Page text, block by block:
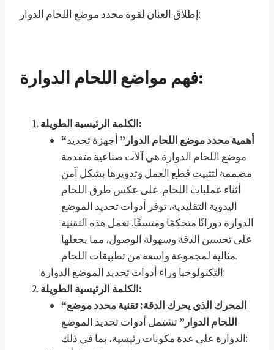
إطلاق العنان لقوة محدد موضع اللحام الدوار:
فهم مواضع اللحام الدوارة:
الكلمة الرئيسية الطويلة:
“أهمية محدد موضع اللحام الدوار” أجهزة تحديد
موضع اللحام الدوارة هي آلات صناعية متقدمة
مصممة لتثبيت قطع العمل وتدويرها بشكل آمن
أثناء عمليات اللحام. على عكس طرق اللحام
اليدوية التقليدية، توفر أدوات تحديد الموضع
الدوارة دورانًا متحكمًا ومتسقًا. تعمل هذه التقنية
على تحسين الدقة وسهولة الوصول، مما يجعلها
مثالية لمجموعة واسعة من تطبيقات اللحام.
التكنولوجيا وراء أدوات تحديد الموضع الدوارة:
الكلمة الرئيسية الطويلة:
“المحرك الذي يحرك الدقة: تقنية محدد موضع
اللحام الدوار”تشتمل أدوات تحديد الموضع
الدوارة على عدة مكونات رئيسية، بما في ذلك: